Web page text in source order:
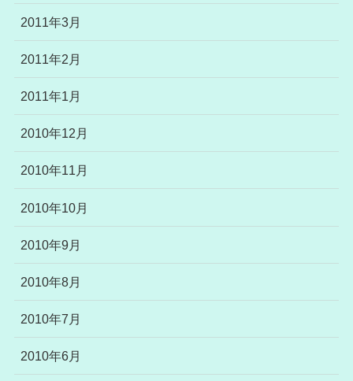
2011年3月
2011年2月
2011年1月
2010年12月
2010年11月
2010年10月
2010年9月
2010年8月
2010年7月
2010年6月